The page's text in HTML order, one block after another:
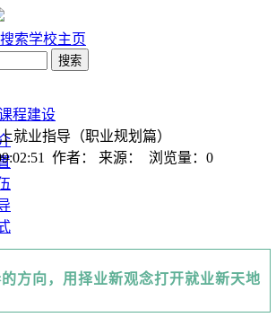
搜索学校主页
搜索
程建设
就业指导（职业规划篇）
作者： 来源： 浏览量： 0
方向，用择业新观念打开就业新天地